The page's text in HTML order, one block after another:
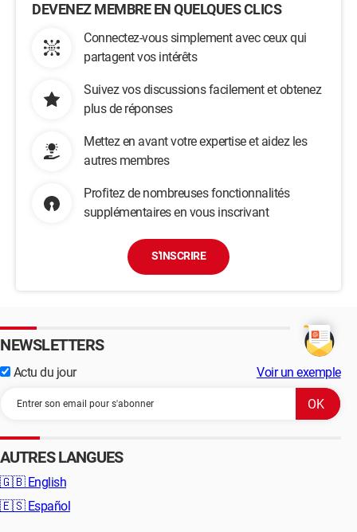
DEVENEZ MEMBRE EN QUELQUES CLICS
Connectez-vous simplement avec ceux qui
partagent vos intérêts
Suivez vos discussions facilement et obtenez
plus de réponses
Mettez en avant votre expertise et aidez les
autres membres
Profitez de nombreuses fonctionnalités
supplémentaires en vous inscrivant
S'INSCRIRE
NEWSLETTERS
Actu du jour Voir un exemple
AUTRES LANGUES
🇬🇧 English
🇪🇸 Español